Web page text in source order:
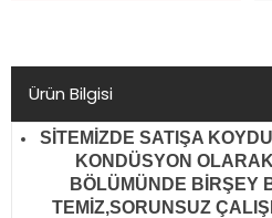
Ürün Bilgisi
SİTEMİZDE SATIŞA
KONDÜSYON
BÖLÜMÜNDE BİRŞEY
TEMİZ,SORUNSUZ